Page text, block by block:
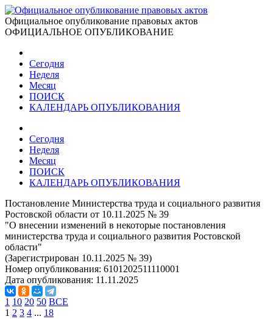
Официальное опубликование правовых актов
ОФИЦИАЛЬНОЕ ОПУБЛИКОВАНИЕ
Сегодня
Неделя
Месяц
ПОИСК
КАЛЕНДАРЬ ОПУБЛИКОВАНИЯ
Сегодня
Неделя
Месяц
ПОИСК
КАЛЕНДАРЬ ОПУБЛИКОВАНИЯ
Постановление Министерства труда и социального развития
Ростовской области от 10.11.2025 № 39
"О внесении изменений в некоторые постановления
министерства труда и социального развития Ростовской
области"
(Зарегистрирован 10.11.2025 № 39)
Номер опубликования: 6101202511110001
Дата опубликования: 11.11.2025
1 10 20 50 ВСЕ
1 2 3 4 ... 18